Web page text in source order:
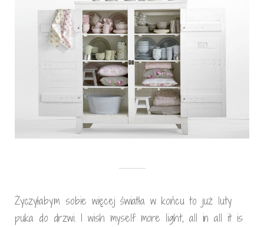
Życzyłabym sobie więcej światła w końcu to już luty
puka do drzwi. I wish myself more light, all in all it is